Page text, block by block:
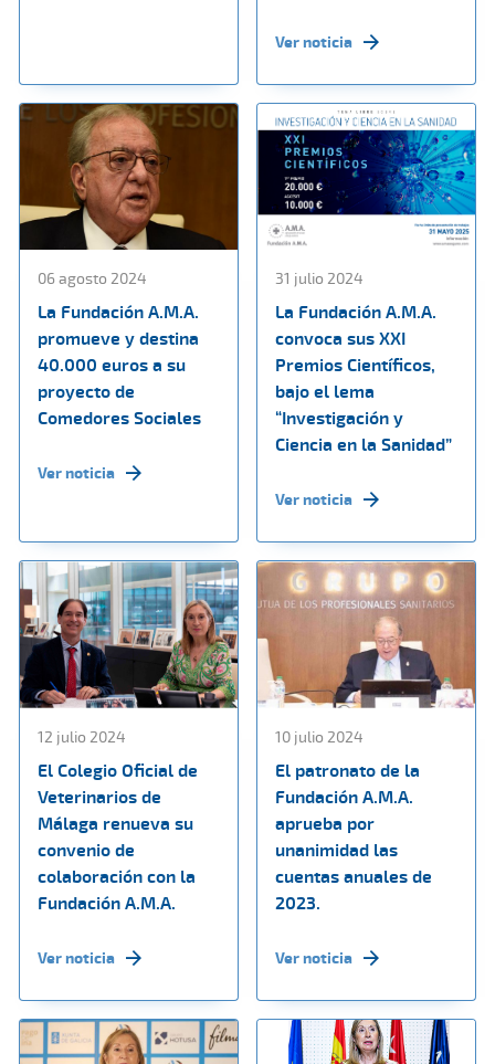
Ver noticia
06 agosto 2024
La Fundación A.M.A.
promueve y destina
40.000 euros a su
proyecto de
Comedores Sociales
Ver noticia
31 julio 2024
La Fundación A.M.A.
convoca sus XXI
Premios Científicos,
bajo el lema
“Investigación y
Ciencia en la Sanidad”
Ver noticia
12 julio 2024
El Colegio Oficial de
Veterinarios de
Málaga renueva su
convenio de
colaboración con la
Fundación A.M.A.
Ver noticia
10 julio 2024
El patronato de la
Fundación A.M.A.
aprueba por
unanimidad las
cuentas anuales de
2023.
Ver noticia